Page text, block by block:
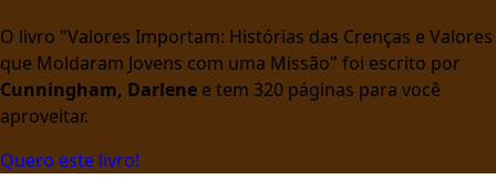
O livro "Valores Importam: Histórias das Crenças e Valores
que Moldaram Jovens com uma Missão" foi escrito por
Cunningham, Darlene e tem 320 páginas para você
aproveitar.
Quero este livro!